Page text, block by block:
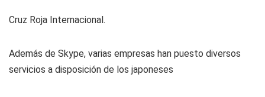
Cruz Roja Internacional.
Además de Skype, varias empresas han puesto diversos
servicios a disposición de los japoneses